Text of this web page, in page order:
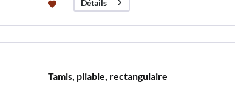
Détails
Tamis, pliable, rectangulaire